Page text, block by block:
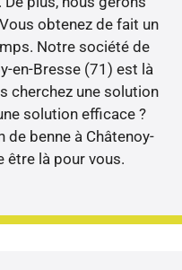
obtenez de fait un
Notre société de
en-Bresse (71) est là
cherchez une solution
solution efficace ?
benne à Châtenoy-
être là pour vous.